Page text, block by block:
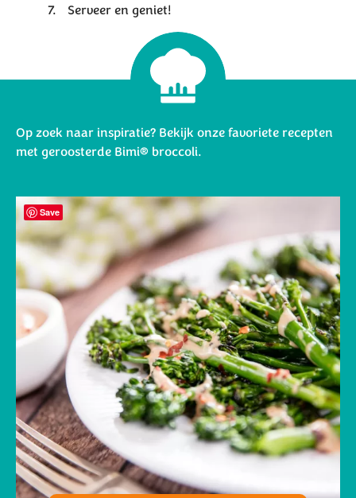
Serveer en geniet!
Op zoek naar inspiratie? Bekijk onze favoriete recepten
met geroosterde Bimi® broccoli.
Save